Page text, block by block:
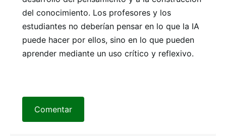
del conocimiento. Los profesores y los
estudiantes no deberían pensar en lo que la IA
puede hacer por ellos, sino en lo que pueden
aprender mediante un uso crítico y reflexivo.
Comentar